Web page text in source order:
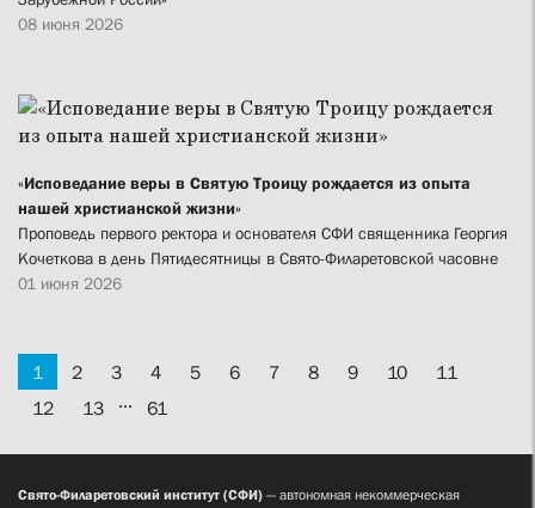
08 июня 2026
«Исповедание веры в Святую Троицу рождается из опыта
нашей христианской жизни»
Проповедь первого ректора и основателя СФИ священника Георгия
Кочеткова в день Пятидесятницы в Свято-Филаретовской часовне
01 июня 2026
1 2 3 4 5 6 7 8 9 10
11
12
13 ... 61
Свято-Филаретовский институт (СФИ) — автономная некоммерческая